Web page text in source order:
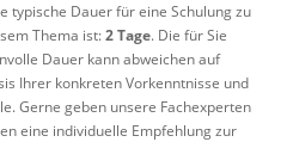
typische Dauer für eine Schulung zu
Thema ist:2 Tage. Die für Sie
Dauer kann abweichen auf
Ihrer konkreten Vorkenntnisse und
Gerne geben unsere Fachexperten
eine individuelle Empfehlung zur